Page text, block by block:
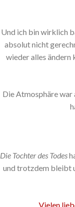
Und ich bin wirklich
absolut nicht
wieder alles ändern
Die Atmosphäre war
Die Tochter des Todes
und trotzdem bleibt
Vielen